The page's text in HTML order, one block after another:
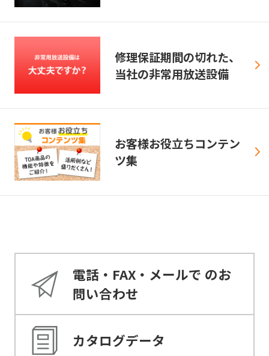
修理保証期間の切れた、
当社の非常用放送設備
お客様お役立ちコンテン
ツ集
電話・FAX・メールで のお
問い合わせ
カタログデータ